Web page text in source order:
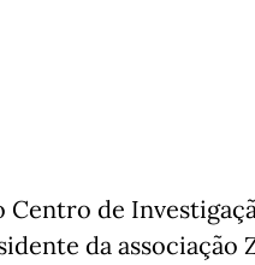
de
da associação